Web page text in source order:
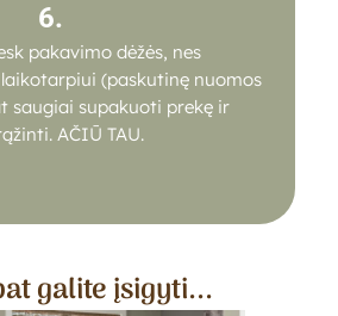
6.
pakavimo dėžės, nes
(paskutinę nuomos
saugiai supakuoti prekę ir
AČIŪ TAU.
galite įsigyti...